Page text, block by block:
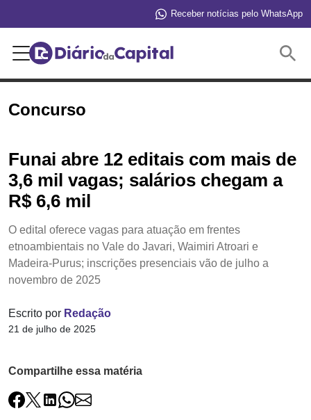
Receber notícias pelo WhatsApp
Concurso
Funai abre 12 editais com mais de
3,6 mil vagas; salários chegam a
R$ 6,6 mil
O edital oferece vagas para atuação em frentes
etnoambientais no Vale do Javari, Waimiri Atroari e
Madeira-Purus; inscrições presenciais vão de julho a
novembro de 2025
Escrito por Redação
21 de julho de 2025
Compartilhe essa matéria